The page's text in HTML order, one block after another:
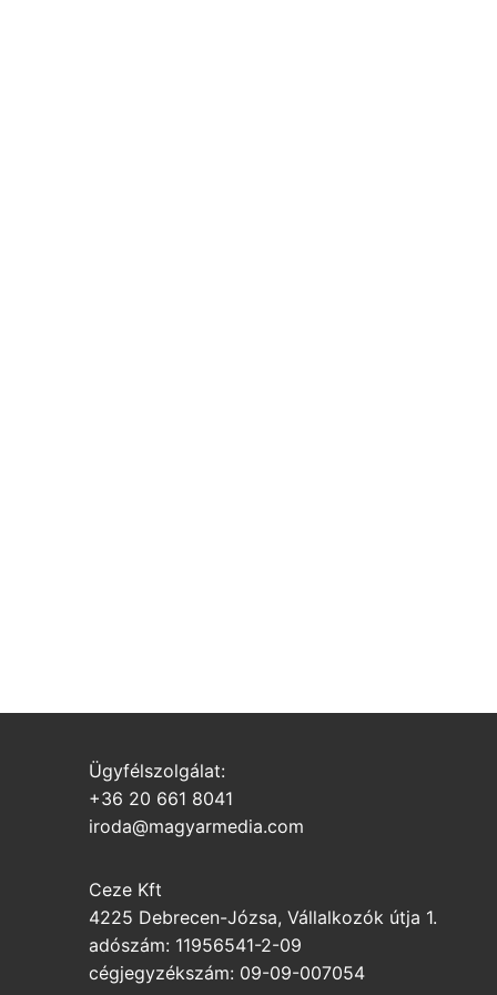
Ügyfélszolgálat:
+36 20 661 8041
iroda@magyarmedia.com
Ceze Kft
4225 Debrecen-Józsa, Vállalkozók útja 1.
adószám: 11956541-2-09
cégjegyzékszám: 09-09-007054